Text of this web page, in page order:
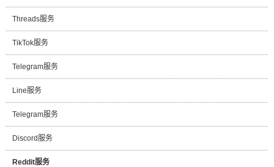
Threads服务
TikTok服务
Telegram服务
Line服务
Telegram服务
Discord服务
Reddit服务